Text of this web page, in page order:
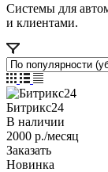
Системы для
и клиентами.
Битрикс24
В наличии
2000 р./месяц
Заказать
Новинка